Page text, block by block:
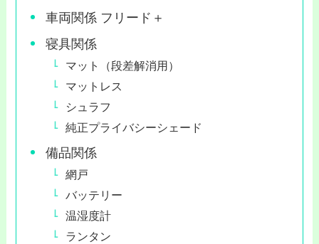
車両関係 フリード＋
寝具関係
マット（段差解消用）
マットレス
シュラフ
純正プライバシーシェード
備品関係
網戸
バッテリー
温湿度計
ランタン